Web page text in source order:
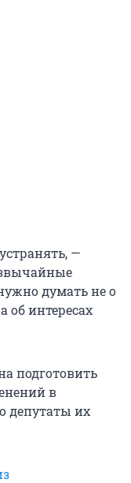
—
думать не о
об интересах
подготовить
в
депутаты их